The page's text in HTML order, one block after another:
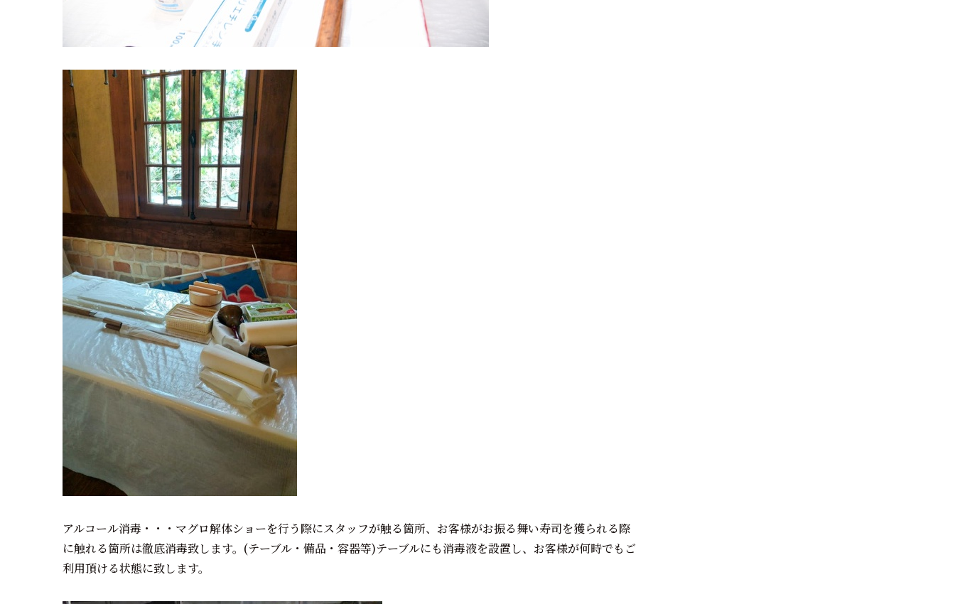
アルコール消毒・・・マグロ解体ショーを行う際にスタッフが触る箇所、お客様がお振る舞い寿司を獲られる際
に触れる箇所は徹底消毒致します。(テーブル・備品・容器等)テーブルにも消毒液を設置し、お客様が何時でもご
利用頂ける状態に致します。